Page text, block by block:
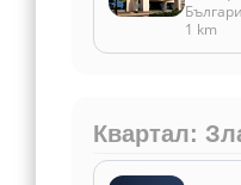
1 km
Квартал: